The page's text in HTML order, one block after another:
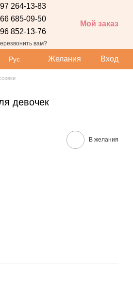
264-13-83
685-09-50
852-13-76
вам?
Мой заказ
Рус Желания Вход
девочек
В желания